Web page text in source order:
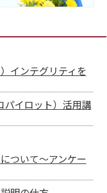
インテグリティを
パイロット）活用講
ついて～アンケー